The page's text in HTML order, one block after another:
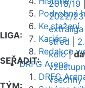
Podrobná
Ke stažení
Kariéra
Redakce
DRFG Arena
DRFG
2018/19
2022/23
LIGA:
extraliga
střed
SEŘADIT:
kolo|
TÝM:
všechny